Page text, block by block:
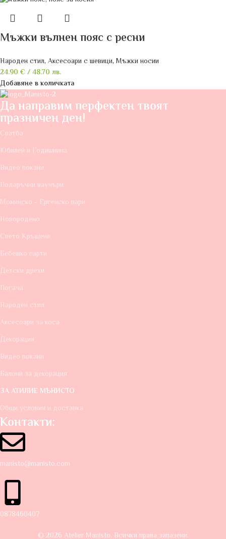
Мъжки вълнен пояс с ресни
Народен стил, Аксесоари с шевици, Мъжки носии
24.90 €/ 48.70 лв.
Добавяне в количката
Да направим перфектен твоят
празничен ден!
Сватба
Юбилей и Годишнина
Видео покани
Подаръчни ваучъри
Моминско - Ергенско пари
Новородено
Свето Кръщене
Бебешко парти
Детски дрехи
Погача
Народен стил
Аксесоари за коса
Декорация
Видео покани
Балони за декорация
ЗА АТИЛИЕ МЪНИСТО
Общи условия и доставка
Контакти:
manisto@manisto.com
0878460407
© 2026 Atelier Manisto. Всички права запазени.